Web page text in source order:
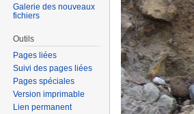
Galerie des nouveaux
fichiers
Outils
Pages liées
Suivi des pages liées
Pages spéciales
Version imprimable
Lien permanent